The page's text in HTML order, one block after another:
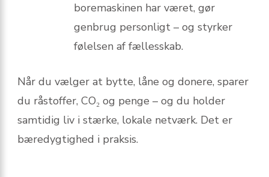
boremaskinen har været, gør
genbrug personligt – og styrker
følelsen af fællesskab.
Når du vælger at bytte, låne og donere, sparer
du råstoffer, CO₂ og penge – og du holder
samtidig liv i stærke, lokale netværk. Det er
bæredygtighed i praksis.